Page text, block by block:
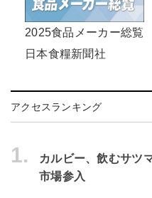
2025食品メーカー総覧
日本食糧新聞社
アクセスランキング
1.
カルビー、飲むサツ
市場参入